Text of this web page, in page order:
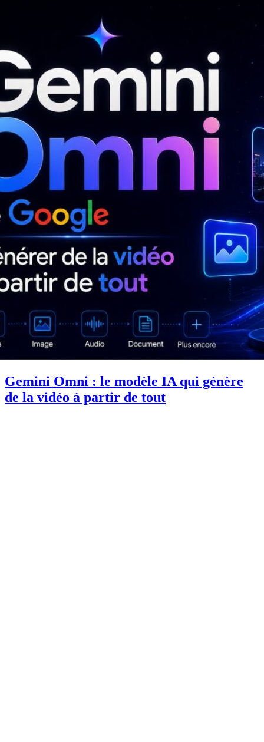
Gemini Omni : le modèle IA qui génère
de la vidéo à partir de tout